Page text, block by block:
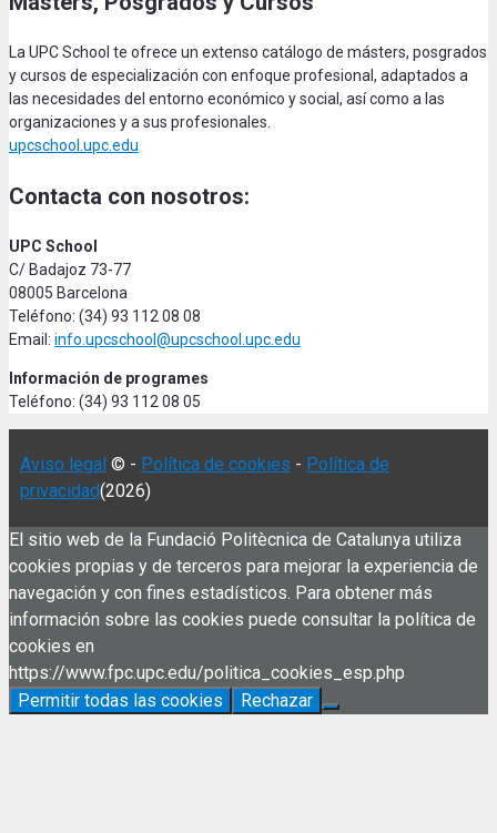
La UPC School te ofrece un extenso catálogo de másters, posgrados
y cursos de especialización con enfoque profesional, adaptados a
las necesidades del entorno económico y social, así como a las
organizaciones y a sus profesionales.
upcschool.upc.edu
Contacta con nosotros:
UPC School
C/ Badajoz 73-77
08005 Barcelona
Teléfono: (34) 93 112 08 08
Email: info.upcschool@upcschool.upc.edu
Información de programes
Teléfono: (34) 93 112 08 05
Aviso legal © - Política de cookies - Política de
privacidad(2026)
El sitio web de la Fundació Politècnica de Catalunya utiliza
cookies propias y de terceros para mejorar la experiencia de
navegación y con fines estadísticos. Para obtener más
información sobre las cookies puede consultar la política de
cookies en
https://www.fpc.upc.edu/politica_cookies_esp.php
Permitir todas las cookies
Rechazar